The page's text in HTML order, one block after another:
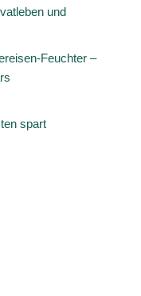
und
Feuchter –
spart